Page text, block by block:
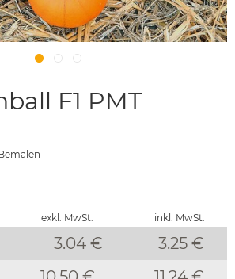
F1 PMT
exkl. MwSt. inkl. MwSt.
3.04 € 3.25 €